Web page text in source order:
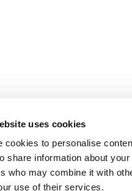
uses cookies
cookies to personalise
share information about
who may combine it with
use of their services.